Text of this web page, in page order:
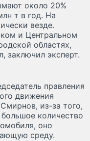
около 20%
т в год. На
везде.
и Центральном
областях,
эксперт.
правления
движения
из-за того,
количество
оно
среду.